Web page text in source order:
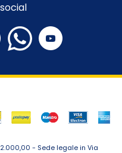
- Sede legale in Via